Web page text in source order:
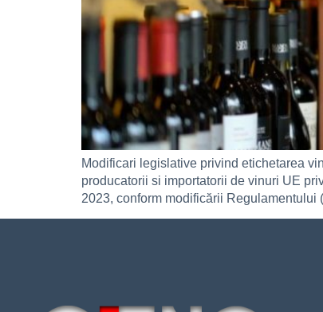
Modificari legislative privind etichetarea
producatorii si importatorii de vinuri UE
2023, conform modificării